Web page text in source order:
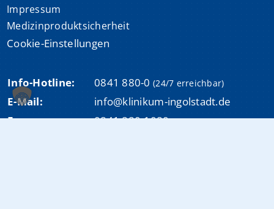
Impressum
Medizinproduktsicherheit
Cookie-Einstellungen
Info-Hotline: 0841 880-0 (24/7 erreichbar)
E-Mail:
info@klinikum-ingolstadt.de
Fax:
0841 880-1080